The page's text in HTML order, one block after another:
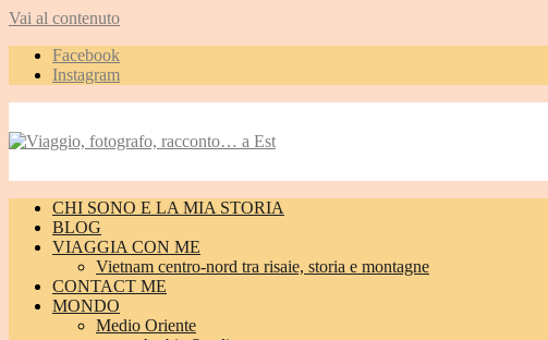
Vai al contenuto
Facebook
Instagram
CHI SONO E LA MIA STORIA
BLOG
VIAGGIA CON ME
Vietnam centro-nord tra risaie, storia e montagne
CONTACT ME
MONDO
Medio Oriente